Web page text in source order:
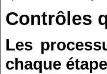
Contrôles
Les
chaque